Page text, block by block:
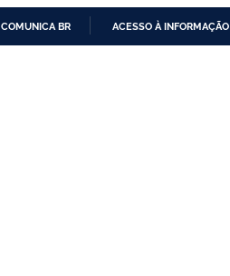
COMUNICA BR ACESSO À INFORMAÇÃO